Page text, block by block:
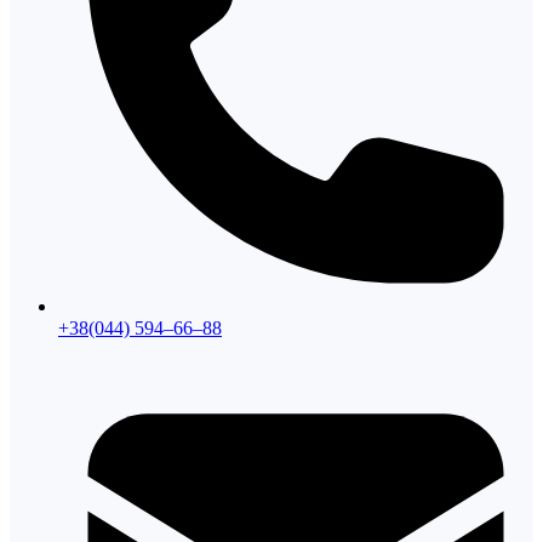
+38(044) 594–66–88